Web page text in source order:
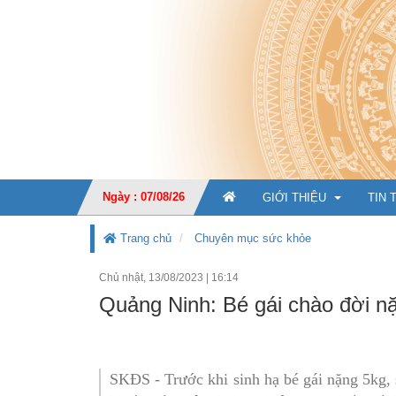
Ngày : 07/08/26 GIỚI THIỆU
CHỨC NĂNG, NHIỆM
Văn
KẾ HOẠCH PHÁT
TIN
Trang chủ Chuyên mục sức khỏe
Chủ nhật, 13/08/2023 | 16:14
Quảng Ninh: Bé gái chào đời
SKĐS - Trước khi sinh hạ bé gái nặng